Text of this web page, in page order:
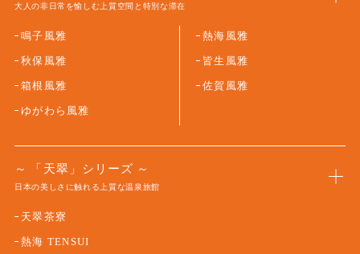
大人の非日常を愉しむ上質空間と特別な滞在
鳴子風雅
秋保風雅
箱根風雅
ゆがわら風雅
熱海風雅
皆生風雅
佐賀風雅
「天翠」シリーズ
日本の美しさに触れる上質な温泉旅館
天翠茶寮
熱海 TENSUI